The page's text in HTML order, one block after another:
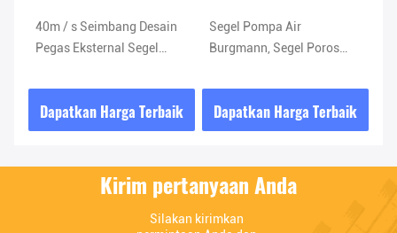
40m / s Seimbang Desain
Pegas Eksternal Segel
Logam
Dapatkan Harga Terbaik
Segel Pompa Air
Burgmann, Segel Poros
HRN
Dapatkan Harga Terbaik
Kirim pertanyaan Anda
Silakan kirimkan